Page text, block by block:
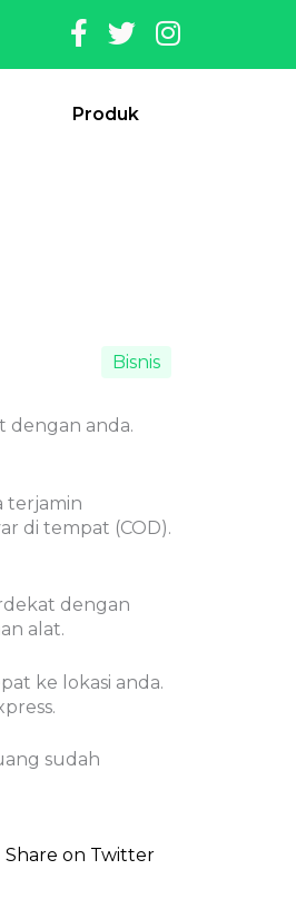
Produk
Bisnis
dengan anda.
terjamin
di tempat (COD).
dengan
alat.
ke lokasi anda.
sudah
Share on Twitter